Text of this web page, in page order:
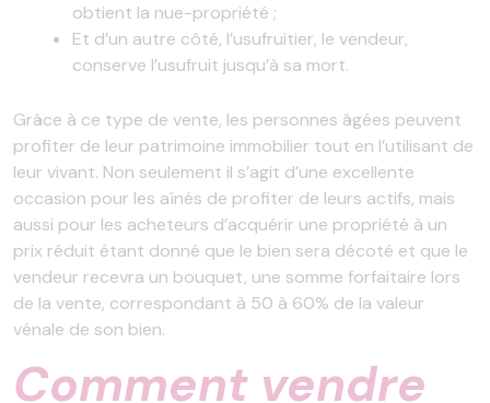
obtient la nue-propriété ;
Et d’un autre côté, l’usufruitier, le vendeur,
conserve l’usufruit jusqu’à sa mort.
Grâce à ce type de vente, les personnes âgées peuvent
profiter de leur patrimoine immobilier tout en l’utilisant de
leur vivant. Non seulement il s’agit d’une excellente
occasion pour les aînés de profiter de leurs actifs, mais
aussi pour les acheteurs d’acquérir une propriété à un
prix réduit étant donné que le bien sera décoté et que le
vendeur recevra un bouquet, une somme forfaitaire lors
de la vente, correspondant à 50 à 60% de la valeur
vénale de son bien.
Comment vendre